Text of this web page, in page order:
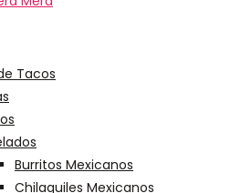
Tacos
Burritos Mexicanos
Chilaquiles Mexicanos